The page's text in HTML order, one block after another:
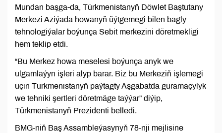
Mundan başga-da, Türkmenistanyň Döwlet Baştutany
Merkezi Aziýada howanyň üýtgemegi bilen bagly
tehnologiýalar boýunça Sebit merkezini döretmekligi
hem teklip etdi.
“Bu Merkez howa meselesi boýunça anyk we
ulgamlaýyn işleri alyp barar. Biz bu Merkeziň işlemegi
üçin Türkmenistanyň paýtagty Aşgabatda guramaçylyk
we tehniki şertleri döretmäge taýýar” diýip,
Türkmenistanyň Prezidenti belledi.
BMG-niň Baş Assambleýasynyň 78-nji mejlisine